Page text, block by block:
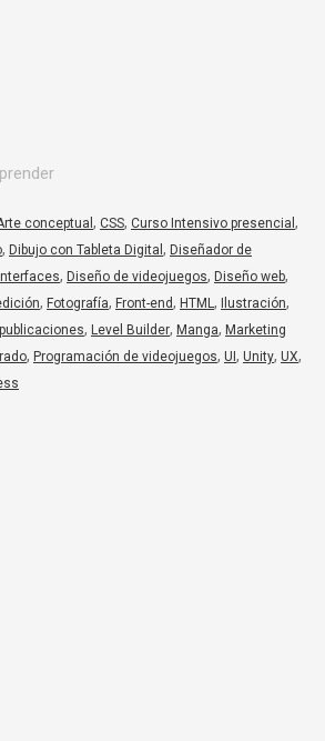
conceptual , CSS, Curso Intensivo presencial ,
, Dibujo con Tableta Digital , Diseñador de
, Diseño de videojuegos, Diseño web,
, Fotografía, Front-end, HTML , Ilustración,
, Level Builder, Manga, Marketing
, Programación de videojuegos, UI, Unity, UX,